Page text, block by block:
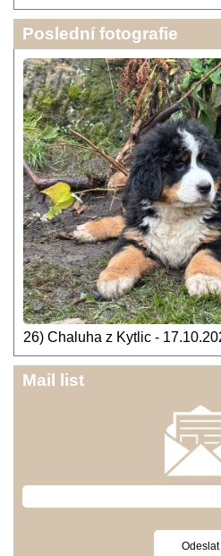
Poslední fotografie
26) Chaluha z Kytlic -
Mail list